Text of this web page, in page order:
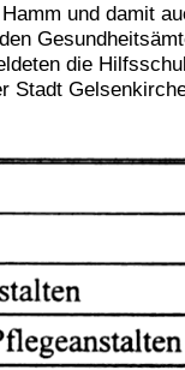
und damit
die
Stadt